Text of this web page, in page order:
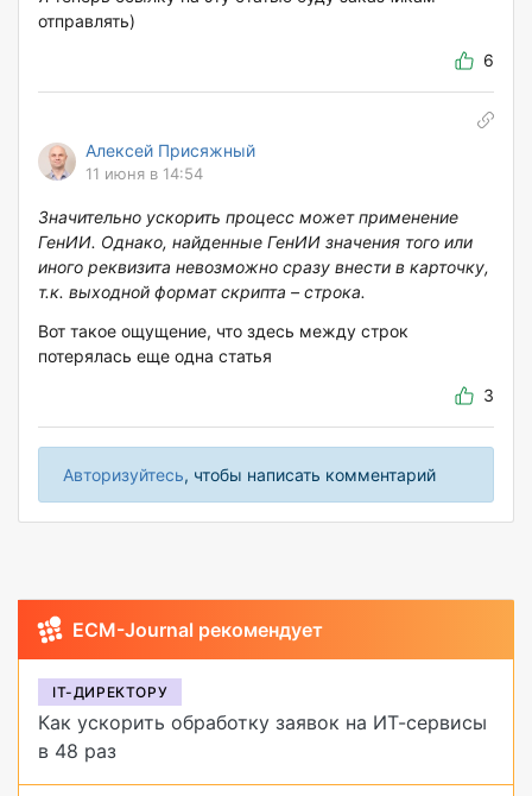
отправлять)
6
Алексей Присяжный
11 июня в 14:54
Значительно ускорить процесс может применение
ГенИИ. Однако, найденные ГенИИ значения того или
иного реквизита невозможно сразу внести в карточку,
т.к. выходной формат скрипта – строка.
Вот такое ощущение, что здесь между строк
потерялась еще одна статья
3
Авторизуйтесь, чтобы написать комментарий
ECM-Journal рекомендует
IT-ДИРЕКТОРУ
Как ускорить обработку заявок на ИТ-сервисы
в 48 раз